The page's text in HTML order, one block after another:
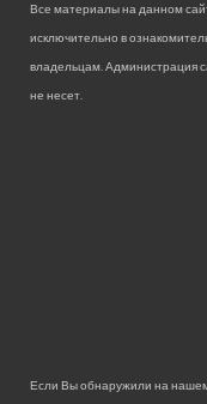
Все материалы на данном
исключительно в
владельцам. Администрация
не несет.
Если Вы обнаружили на